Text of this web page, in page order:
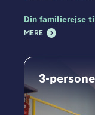
Din familierejse
MERE
3-